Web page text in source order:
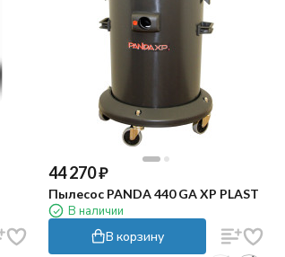
44 270₽
Пылесос PANDA 440 GA XP PLAST
В наличии
В корзину